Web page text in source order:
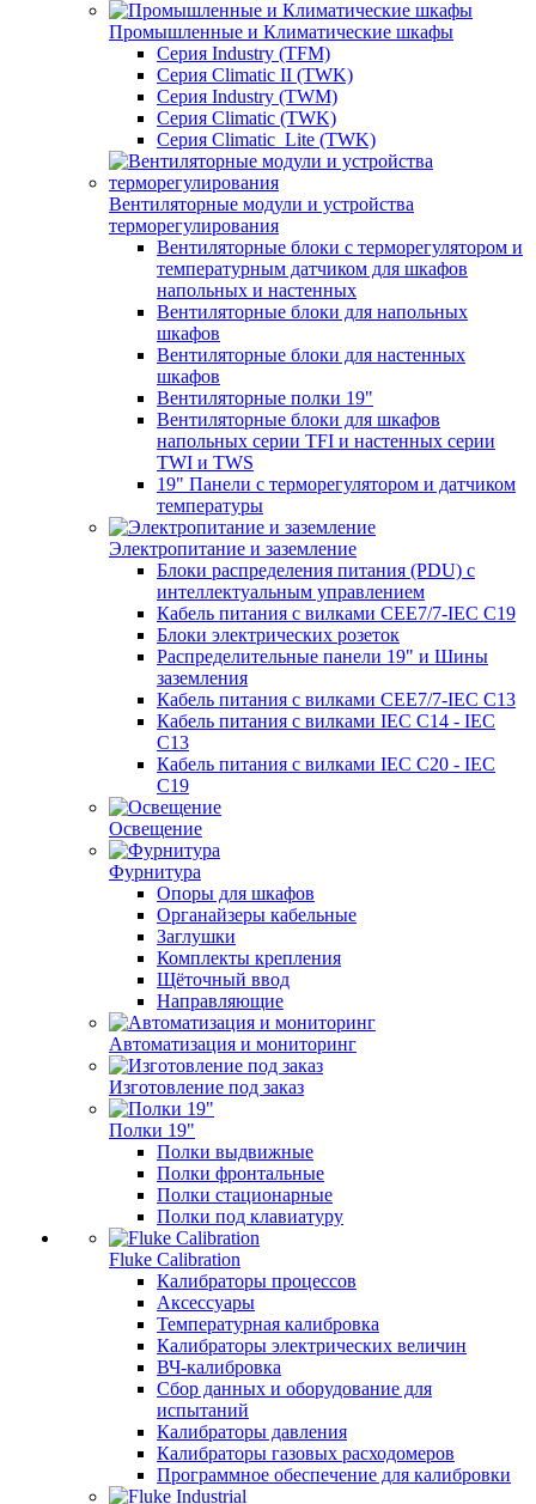
Промышленные и Климатические шкафы
Серия Industry (TFM)
Серия Climatic II (TWK)
Серия Industry (TWM)
Серия Climatic (TWK)
Серия Climatic_Lite (TWK)
Вентиляторные модули и устройства
терморегулирования
Вентиляторные блоки с терморегулятором и
температурным датчиком для шкафов
напольных и настенных
Вентиляторные блоки для напольных
шкафов
Вентиляторные блоки для настенных
шкафов
Вентиляторные полки 19"
Вентиляторные блоки для шкафов
напольных серии TFI и настенных серии
TWI и TWS
19" Панели с терморегулятором и датчиком
температуры
Электропитание и заземление
Блоки распределения питания (PDU) с
интеллектуальным управлением
Кабель питания с вилками CEE7/7-IEC C19
Блоки электрических розеток
Распределительные панели 19" и Шины
заземления
Кабель питания с вилками CEE7/7-IEC C13
Кабель питания с вилками IEC C14 - IEC
C13
Кабель питания с вилками IEC C20 - IEC
C19
Освещение
Фурнитура
Опоры для шкафов
Органайзеры кабельные
Заглушки
Комплекты крепления
Щёточный ввод
Направляющие
Автоматизация и мониторинг
Изготовление под заказ
Полки 19"
Полки выдвижные
Полки фронтальные
Полки стационарные
Полки под клавиатуру
Fluke Calibration
Калибраторы процессов
Аксессуары
Температурная калибровка
Калибраторы электрических величин
ВЧ-калибровка
Сбор данных и оборудование для
испытаний
Калибраторы давления
Калибраторы газовых расходомеров
Программное обеспечение для калибровки